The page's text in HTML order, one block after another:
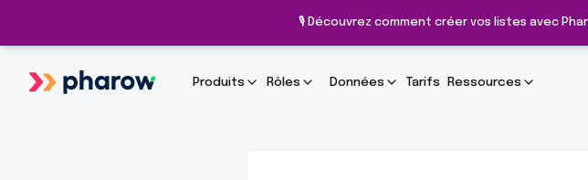
🎙️ Découvrez comment créer vos listes avec
Produits Rôles Données Tarifs Ressources